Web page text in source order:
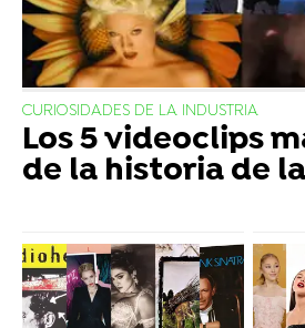
CURIOSIDADES DE LA INDUSTRIA
Los 5 videoclips
de la historia de